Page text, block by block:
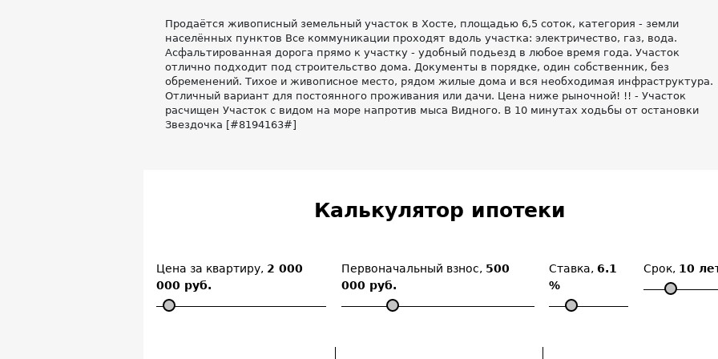
Продаётся живописный земельный участок в Хосте, площадью 6,5 соток, категория - земли
населённых пунктов Все коммуникации проходят вдоль участка: электричество, газ, вода.
Асфальтированная дорога прямо к участку - удобный подьезд в любое время года. Участок
отлично подходит под строительство дома. Документы в порядке, один собственник, без
обременений. Тихое и живописное место, рядом жилые дома и вся необходимая инфраструктура.
Отличный вариант для постоянного проживания или дачи. Цена ниже рыночной! !! - Участок
расчищен Участок с видом на море напротив мыса Видного. В 10 минутах ходьбы от остановки
Звездочка [#8194163#]
Калькулятор ипотеки
Цена за квартиру, 2 000
000 руб.
Первоначальный взнос, 500
000 руб.
Ставка,6.1
%
Срок, 10